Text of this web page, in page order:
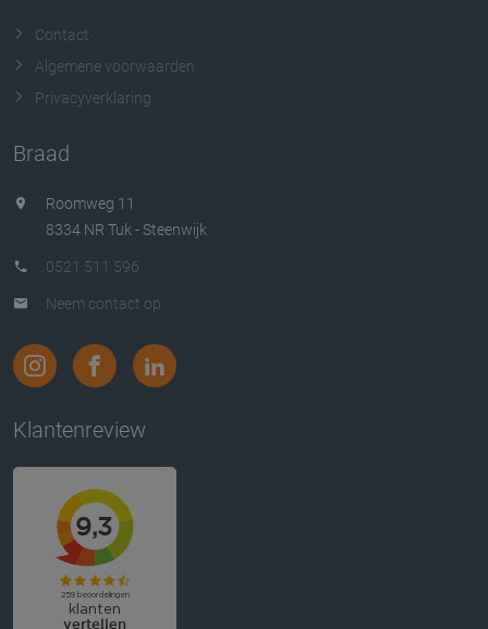
Contact
Algemene voorwaarden
Privacyverklaring
Braad
Roomweg 11
8334 NR Tuk - Steenwijk
0521 511 596
Neem contact op
Klantenreview